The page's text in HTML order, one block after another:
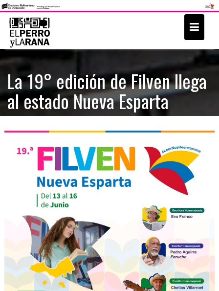
p
c
La 19° edición de Filven llega
al estado Nueva Esparta